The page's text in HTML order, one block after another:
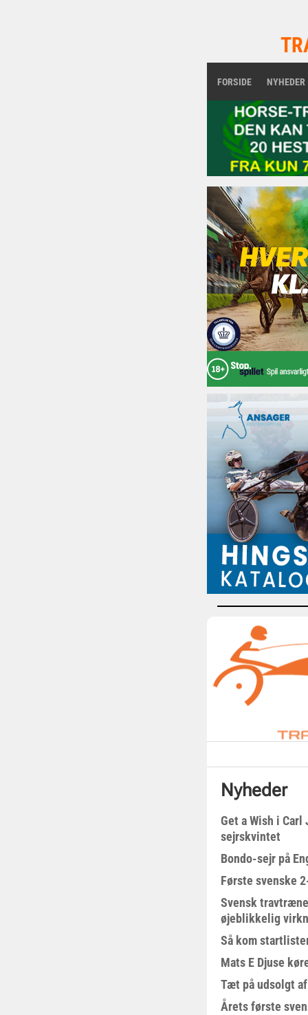
FORSIDE NYHEDER
Nyheder
Get a Wish i Carl
sejrskvintet
Bondo-sejr på
Første svenske
Svensk
øjeblikkelig
Så kom
Mats E Djuse
Tæt på udsolgt
Årets første